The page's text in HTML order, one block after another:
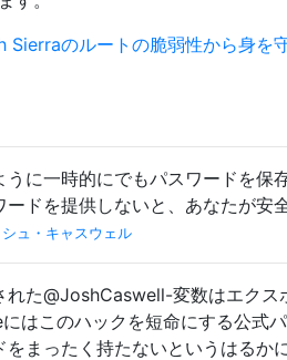
Sierraのルートの脆弱性から身を
うに一時的にでもパスワードを保
ードを提供しないと、あなたが安
シュ・キャスウェル
れた@JoshCaswell-変数はエクス
はこのハックを短命にする公式
をまったく持たないというはるか